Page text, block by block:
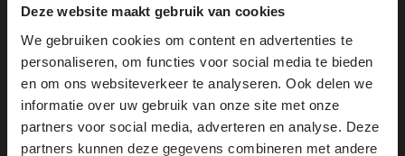
Deze website maakt gebruik van cookies
We gebruiken cookies om content en advertenties te
personaliseren, om functies voor social media te bieden
en om ons websiteverkeer te analyseren. Ook delen we
informatie over uw gebruik van onze site met onze
partners voor social media, adverteren en analyse. Deze
partners kunnen deze gegevens combineren met andere